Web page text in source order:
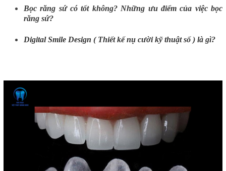
Bọc răng sứ có tốt không? Những ưu điểm của việc bọc
răng sứ?
Digital Smile Design ( Thiết kế nụ cười kỹ thuật số ) là gì?